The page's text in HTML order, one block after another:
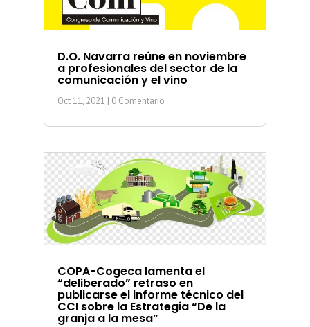
D.O. Navarra reúne en noviembre
a profesionales del sector de la
comunicación y el vino
Oct 11, 2021 | 0 Comentario
COPA-Cogeca lamenta el
“deliberado” retraso en
publicarse el informe técnico del
CCI sobre la Estrategia “De la
granja a la mesa”